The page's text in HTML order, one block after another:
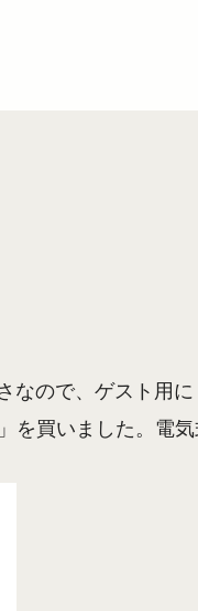
なので、ゲスト用に
」を買いました。電